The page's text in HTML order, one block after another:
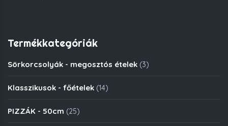
Termékkategóriák
Sörkorcsolyák - megosztós ételek (3)
Klasszikusok - főételek (14)
PIZZÁK - 50cm (25)